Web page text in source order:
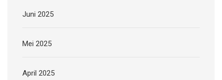
Juni 2025
Mei 2025
April 2025